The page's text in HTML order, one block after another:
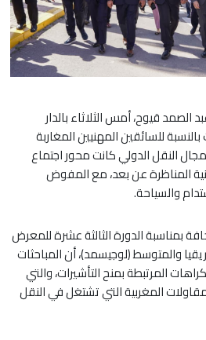
الصمد قيوح، أمس الثلاثاء بالدار
بالنسبة للسائقين المهنيين المغاربة
النقل الدولي كانت محور اجتماع
المناظرة عن بعد، مع المفوض
والسياحة.
بمناسبة الدورة الثالثة عشرة للمعرض
والمتوسط (لوجيسمد)، أن المباحثات
المرتبطة بمنح التأشيرات، والتي
المغربية التي تشتغل في النقل